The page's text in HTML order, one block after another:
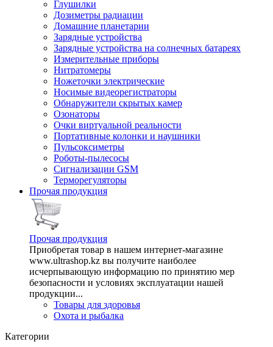
Глушилки
Дозиметры радиации
Домашние планетарии
Зарядные устройства
Зарядные устройства на солнечных батареях
Измерительные приборы
Нитратомеры
Ножеточки электрические
Носимые видеорегистраторы
Обнаружители скрытых камер
Озонаторы
Очки виртуальной реальности
Портативные колонки и наушники
Пульсоксиметры
Роботы-пылесосы
Сигнализации GSM
Терморегуляторы
Прочая продукция
Прочая продукция
Приобретая товар в нашем интернет-магазине
www.ultrashop.kz вы получите наиболее
исчерпывающую информацию по принятию мер
безопасности и условиях эксплуатации нашей
продукции...
Товары для здоровья
Охота и рыбалка
Категории